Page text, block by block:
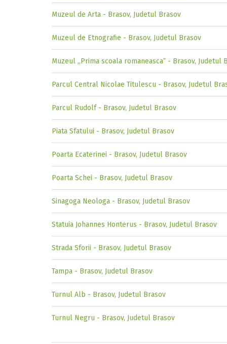
Muzeul de Arta - Brasov, Judetul Brasov
Muzeul de Etnografie - Brasov, Judetul Brasov
Muzeul „Prima scoala romaneascaˮ - Brasov, Judetul
Parcul Central Nicolae Titulescu - Brasov, Judetul
Parcul Rudolf - Brasov, Judetul Brasov
Piata Sfatului - Brasov, Judetul Brasov
Poarta Ecaterinei - Brasov, Judetul Brasov
Poarta Schei - Brasov, Judetul Brasov
Sinagoga Neologa - Brasov, Judetul Brasov
Statuia Johannes Honterus - Brasov, Judetul Brasov
Strada Sforii - Brasov, Judetul Brasov
Tampa - Brasov, Judetul Brasov
Turnul Alb - Brasov, Judetul Brasov
Turnul Negru - Brasov, Judetul Brasov